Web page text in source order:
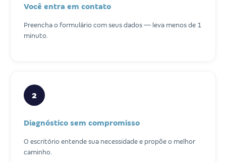
Você entra em contato
Preencha o formulário com seus dados — leva menos de 1
minuto.
2
Diagnóstico sem compromisso
O escritório entende sua necessidade e propõe o melhor
caminho.